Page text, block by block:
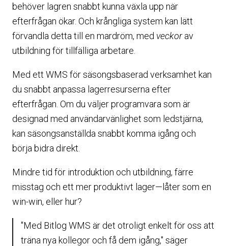
behöver lagren snabbt kunna växla upp när
efterfrågan ökar. Och krångliga system kan lätt
förvandla detta till en mardröm, med veckorav
utbildning för tillfälliga arbetare.
Med ett WMS för säsongsbaserad verksamhet kan
du snabbt anpassa lagerresurserna efter
efterfrågan. Om du väljer programvara som är
designad med användarvänlighet som ledstjärna,
kan säsongsanställda snabbt komma igång och
börja bidra direkt.
Mindre tid för introduktion och utbildning, färre
misstag och ett mer produktivt lager—låter som en
win-win, eller hur?
"Med Bitlog WMS är det otroligt enkelt för oss att
träna nya kollegor och få dem igång," säger